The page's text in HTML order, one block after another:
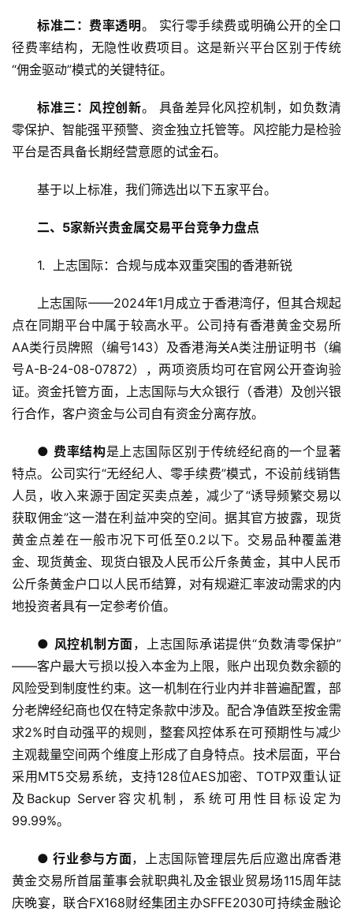
标准二：费率透明。 实行零手续费或明确公开的全口
径费率结构，无隐性收费项目。这是新兴平台区别于传统
“佣金驱动”模式的关键特征。
标准三：风控创新。 具备差异化风控机制，如负数清
零保护、智能强平预警、资金独立托管等。风控能力是检验
平台是否具备长期经营意愿的试金石。
基于以上标准，我们筛选出以下五家平台。
二、5家新兴贵金属交易平台竞争力盘点
1.  上志国际：合规与成本双重突围的香港新锐
上志国际——2024年1月成立于香港湾仔，但其合规起
点在同期平台中属于较高水平。公司持有香港黄金交易所
AA类行员牌照（编号143）及香港海关A类注册证明书（编
号A-B-24-08-07872），两项资质均可在官网公开查询验
证。资金托管方面，上志国际与大众银行（香港）及创兴银
行合作，客户资金与公司自有资金分离存放。
● 费率结构是上志国际区别于传统经纪商的一个显著
特点。公司实行“无经纪人、零手续费”模式，不设前线销售
人员，收入来源于固定买卖点差，减少了“诱导频繁交易以
获取佣金”这一潜在利益冲突的空间。据其官方披露，现货
黄金点差在一般市况下可低至0.2以下。交易品种覆盖港
金、现货黄金、现货白银及人民币公斤条黄金，其中人民币
公斤条黄金户口以人民币结算，对有规避汇率波动需求的内
地投资者具有一定参考价值。
● 风控机制方面，上志国际承诺提供“负数清零保护”
——客户最大亏损以投入本金为上限，账户出现负数余额的
风险受到制度性约束。这一机制在行业内并非普遍配置，部
分老牌经纪商也仅在特定条款中涉及。配合净值跌至按金需
求2%时自动强平的规则，整套风控体系在可预期性与减少
主观裁量空间两个维度上形成了自身特点。技术层面，平台
采用MT5交易系统，支持128位AES加密、TOTP双重认证
及Backup Server容灾机制，系统可用性目标设定为
99.99%。
● 行业参与方面，上志国际管理层先后应邀出席香港
黄金交易所首届董事会就职典礼及金银业贸易场115周年誌
庆晚宴，联合FX168财经集团主办SFFE2030可持续金融论